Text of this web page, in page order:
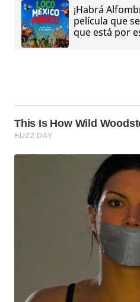
¡Habrá
película que
que está por